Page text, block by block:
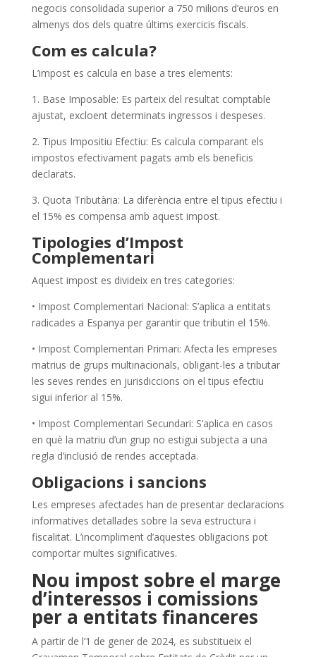
negocis consolidada superior a 750 milions d’euros en
almenys dos dels quatre últims exercicis fiscals.
Com es calcula?
L’impost es calcula en base a tres elements:
1. Base Imposable: Es parteix del resultat comptable
ajustat, excloent determinats ingressos i despeses.
2. Tipus Impositiu Efectiu: Es calcula comparant els
impostos efectivament pagats amb els beneficis
declarats.
3. Quota Tributària: La diferència entre el tipus efectiu i
el 15% es compensa amb aquest impost.
Tipologies d’Impost
Complementari
Aquest impost es divideix en tres categories:
• Impost Complementari Nacional: S’aplica a entitats
radicades a Espanya per garantir que tributin el 15%.
• Impost Complementari Primari: Afecta les empreses
matrius de grups multinacionals, obligant-les a tributar
les seves rendes en jurisdiccions on el tipus efectiu
sigui inferior al 15%.
• Impost Complementari Secundari: S’aplica en casos
en què la matriu d’un grup no estigui subjecta a una
regla d’inclusió de rendes acceptada.
Obligacions i sancions
Les empreses afectades han de presentar declaracions
informatives detallades sobre la seva estructura i
fiscalitat. L’incompliment d’aquestes obligacions pot
comportar multes significatives.
Nou impost sobre el marge
d’interessos i comissions
per a entitats financeres
A partir de l’1 de gener de 2024, es substitueix el